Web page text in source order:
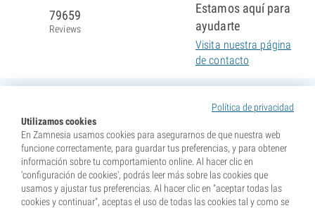
Política de privacidad
Utilizamos cookies
En Zamnesia usamos cookies para asegurarnos de que nuestra web
funcione correctamente, para guardar tus preferencias, y para obtener
información sobre tu comportamiento online. Al hacer clic en
'configuración de cookies', podrás leer más sobre las cookies que
usamos y ajustar tus preferencias. Al hacer clic en "aceptar todas las
cookies y continuar", aceptas el uso de todas las cookies tal y como se
79659
Reviews
Estamos aquí para
ayudarte
Visita nuestra página
de contacto